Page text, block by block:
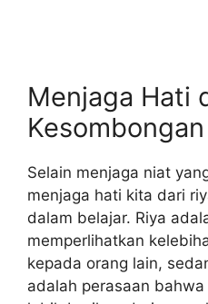
Menjaga Hati
Kesombongan
Selain menjaga niat
menjaga hati kita dari
dalam belajar. Riya
memperlihatkan
kepada orang lain,
adalah perasaan